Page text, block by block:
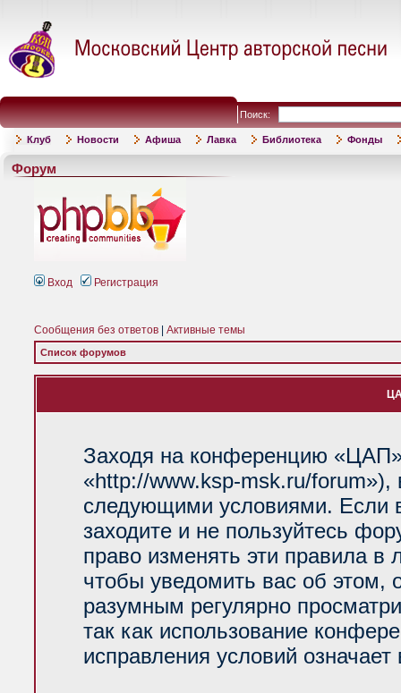
Поиск:
Клуб Новости Афиша Лавка Библиотека Фонды
Форум
Вход Регистрация
Сообщения без ответов Активные темы
Список форумов
Заходя на конференцию
«http://www.ksp-msk.ru/forum»),
следующими условиями. Если
заходите и не пользуйтесь
право изменять эти правила
чтобы уведомить вас об
разумным регулярно
так как использование
исправления условий